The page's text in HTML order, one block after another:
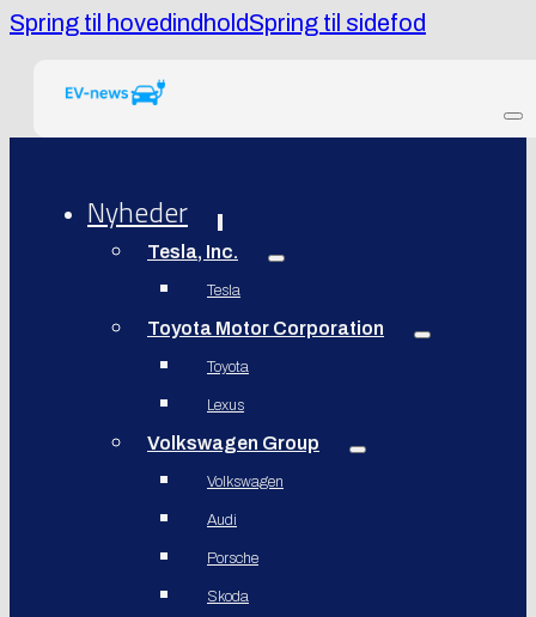
Spring til hovedindholdSpring til sidefod
Nyheder
Tesla, Inc.
Tesla
Toyota Motor Corporation
Toyota
Lexus
Volkswagen Group
Volkswagen
Audi
Porsche
Skoda